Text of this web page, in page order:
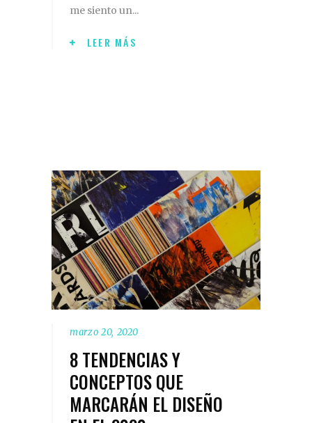
me siento un
LEER MÁS
marzo 20, 2020
8 TENDENCIAS Y
CONCEPTOS QUE
MARCARÁN EL DISEÑO